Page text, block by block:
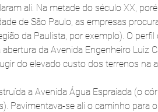
ali. Na metade do século XX,
de São Paulo, as empresas
da Paulista, por exemplo). O
da Avenida Engenheiro Luiz
do elevado custo dos terrenos na
a Avenida Água Espraiada (o
Pavimentava-se ali o caminho para